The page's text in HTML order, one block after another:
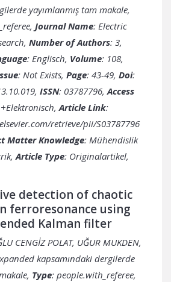
yayımlanmış tam makale,
Journal Name: Electric
Number of Authors: 3,
: Englisch, Volume: 108,
: Not Exists, Page: 43-49, Doi:
ISSN: 03787796, Access
Article Link:
retrieve/pii/S03787796
Matter Knowledge: Mühendislik
Article Type: Originalartikel,
detection of chaotic
ferroresonance using
Kalman filter
CENGİZ POLAT, UĞUR MUKDEN,
kapsamındaki dergilerde
Type: people.with_referee,